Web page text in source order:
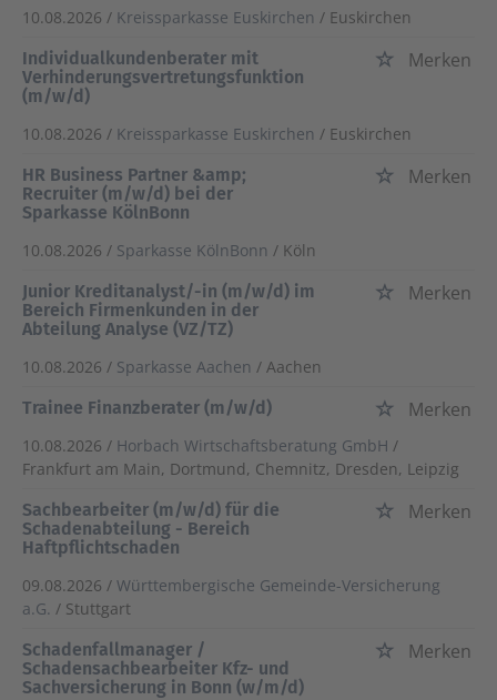
10.08.2026 / Kreissparkasse Euskirchen / Euskirchen
Individualkundenberater mit
Verhinderungsvertretungsfunktion
(m/w/d)
Merken
10.08.2026 / Kreissparkasse Euskirchen / Euskirchen
HR Business Partner &amp;
Recruiter (m/w/d) bei der
Sparkasse KölnBonn
Merken
10.08.2026 / Sparkasse KölnBonn / Köln
Junior Kreditanalyst/-in (m/w/d) im
Bereich Firmenkunden in der
Abteilung Analyse (VZ/TZ)
Merken
10.08.2026 / Sparkasse Aachen / Aachen
Trainee Finanzberater (m/w/d)
Merken
10.08.2026 / Horbach Wirtschaftsberatung GmbH /
Frankfurt am Main, Dortmund, Chemnitz, Dresden, Leipzig
Sachbearbeiter (m/w/d) für die
Schadenabteilung - Bereich
Haftpflichtschaden
Merken
09.08.2026 / Württembergische Gemeinde-Versicherung
a.G. / Stuttgart
Schadenfallmanager /
Schadensachbearbeiter Kfz- und
Sachversicherung in Bonn (w/m/d)
Merken